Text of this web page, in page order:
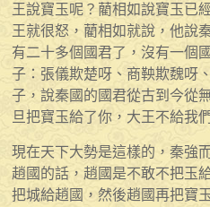
王說寶玉呢？藺相如說寶玉已
王就很怒，藺相如就說，他說
有二十多個國君了，沒有一個
子：張儀欺楚呀、商鞅欺魏呀
子，說秦國的國君從古到今從
旦把寶玉給了你，大王不給我
現在天下大勢是這樣的，秦強
趙國的話，趙國是不敢不把玉
把城給趙國，然後趙國再把寶